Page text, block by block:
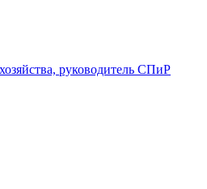
руководитель СПиР